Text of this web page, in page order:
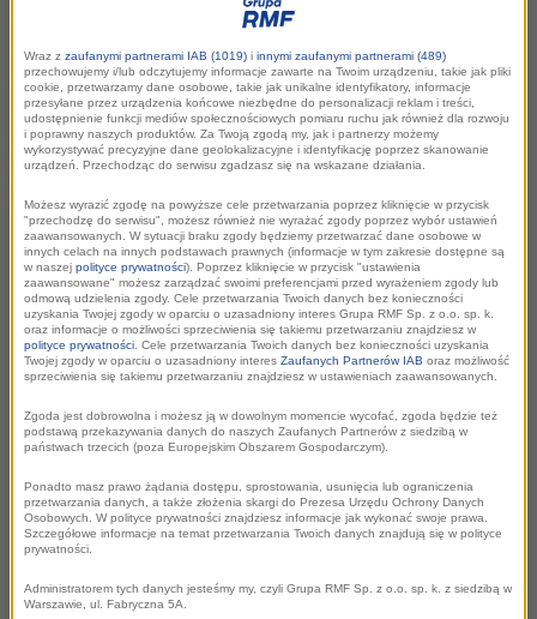
niezbędne. Dlaczego? O tym będą dyskutować
uczestnicy kolejnej VI edycji Kongresu
Innowacyjnego Marketingu w Samorządach
organizowanego w Rzeszowie między 17-18
listopada 2016 roku. Patronem medialnym
kongresu jest Grupa RMF dla Miast i
Regionów.
Badania marketingowe przydatne w
Podkarpaccy samorządowcy coraz chętniej
korzystają z usług firm badawczych, z których
przygotowują strategie marketingowe. Pozyskiwane
Wraz z zaufanymi partnerami IAB (1019) i innymi zaufanymi partnerami (489)
przechowujemy i/lub odczytujemy informacje zawarte na Twoim urządzeniu, takie jak pliki
cookie, przetwarzamy dane osobowe, takie jak unikalne identyfikatory, informacje
przesyłane przez urządzenia końcowe niezbędne do personalizacji reklam i treści,
udostępnienie funkcji mediów społecznościowych pomiaru ruchu jak również dla rozwoju
i poprawny naszych produktów. Za Twoją zgodą my, jak i partnerzy możemy
wykorzystywać precyzyjne dane geolokalizacyjne i identyfikację poprzez skanowanie
urządzeń. Przechodząc do serwisu zgadzasz się na wskazane działania.
Możesz wyrazić zgodę na powyższe cele przetwarzania poprzez kliknięcie w przycisk
"przechodzę do serwisu", możesz również nie wyrażać zgody poprzez wybór ustawień
zaawansowanych. W sytuacji braku zgody będziemy przetwarzać dane osobowe w
innych celach na innych podstawach prawnych (informacje w tym zakresie dostępne są
w naszej polityce prywatności). Poprzez kliknięcie w przycisk "ustawienia
zaawansowane" możesz zarządzać swoimi preferencjami przed wyrażeniem zgody lub
odmową udzielenia zgody. Cele przetwarzania Twoich danych bez konieczności
uzyskania Twojej zgody w oparciu o uzasadniony interes Grupa RMF Sp. z o.o. sp. k.
oraz informacje o możliwości sprzeciwienia się takiemu przetwarzaniu znajdziesz w
polityce prywatności . Cele przetwarzania Twoich danych bez konieczności uzyskania
Twojej zgody w oparciu o uzasadniony interes Zaufanych Partnerów IAB oraz możliwość
sprzeciwienia się takiemu przetwarzaniu znajdziesz w ustawieniach zaawansowanych.
Zgoda jest dobrowolna i możesz ją w dowolnym momencie wycofać, zgoda będzie też
podstawą przekazywania danych do naszych Zaufanych Partnerów z siedzibą w
państwach trzecich (poza Europejskim Obszarem Gospodarczym).
Ponadto masz prawo żądania dostępu, sprostowania, usunięcia lub ograniczenia
przetwarzania danych, a także złożenia skargi do Prezesa Urzędu Ochrony Danych
Osobowych. W polityce prywatności znajdziesz informacje jak wykonać swoje prawa.
Szczegółowe informacje na temat przetwarzania Twoich danych znajdują się w polityce
prywatności.
Administratorem tych danych jesteśmy my, czyli Grupa RMF Sp. z o.o. sp. k. z siedzibą w
Warszawie, ul. Fabryczna 5A.